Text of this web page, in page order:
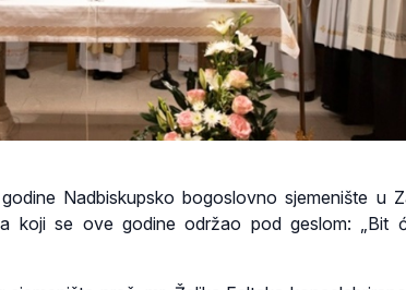
Nadbiskupsko bogoslovno sjemenište u
koji se ove godine održao pod geslom: „Bit